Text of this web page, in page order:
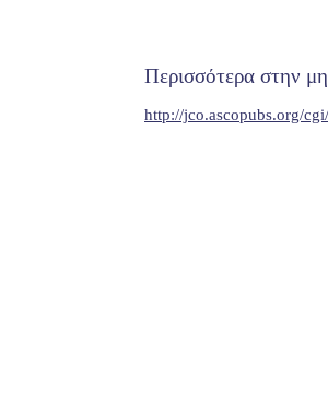
Περισσότερα στην
http://jco.ascopubs.org/